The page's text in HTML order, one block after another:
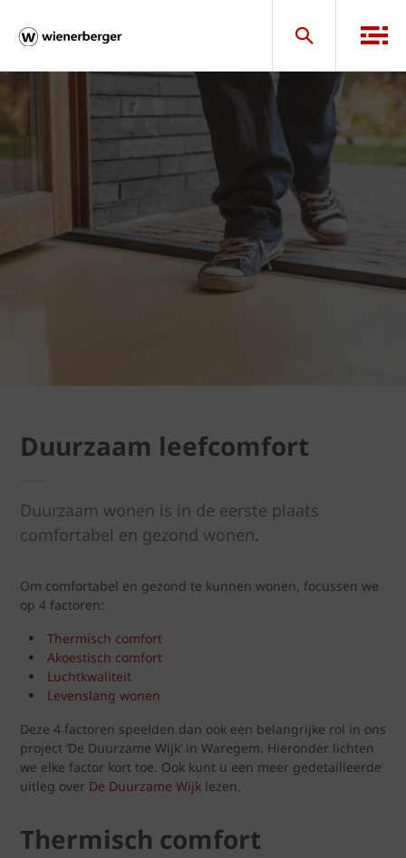
Duurzaam leefcomfort
Duurzaam wonen is in de eerste plaats
comfortabel en gezond wonen.
Om comfortabel en gezond te kunnen wonen, focussen we
op 4 factoren:
Thermisch comfort
Akoestisch comfort
Luchtkwaliteit
Levenslang wonen
Deze 4 factoren speelden dan ook een belangrijke rol in ons
project ‘De Duurzame Wijk’ in Waregem. Hieronder lichten
we elke factor kort toe. Ook kunt u een meer gedetailleerde
uitleg over De Duurzame Wijk lezen.
Thermisch comfort